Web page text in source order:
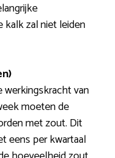
zal niet leiden
van
moeten de
met zout. Dit
eens per kwartaal